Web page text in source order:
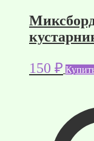
150 ₽